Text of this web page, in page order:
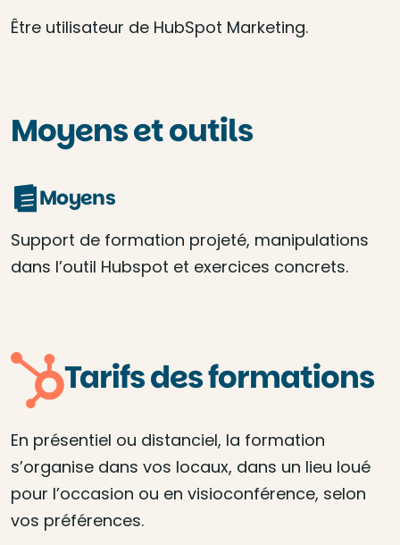
Être utilisateur de HubSpot Marketing.
Moyens et outils
Moyens
Support de formation projeté, manipulations
dans l’outil Hubspot et exercices concrets.
Tarifs des formations
En présentiel ou distanciel, la formation
s’organise dans vos locaux, dans un lieu loué
pour l’occasion ou en visioconférence, selon
vos préférences.